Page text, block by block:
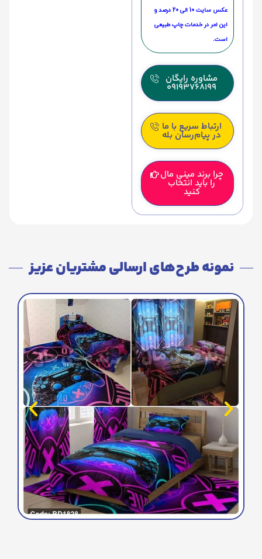
عکس سایت 10 الی 20 درصد و
این امر در خدمات چاپ طبیعی
است.
مشاوره رایگان
09193768199
ارتباط سریع با ما
در پیام‌رسان بله
چرا برند مینی مال
را باید انتخاب
کنید
نمونه طرح‌های ارسالی مشتریان عزیز